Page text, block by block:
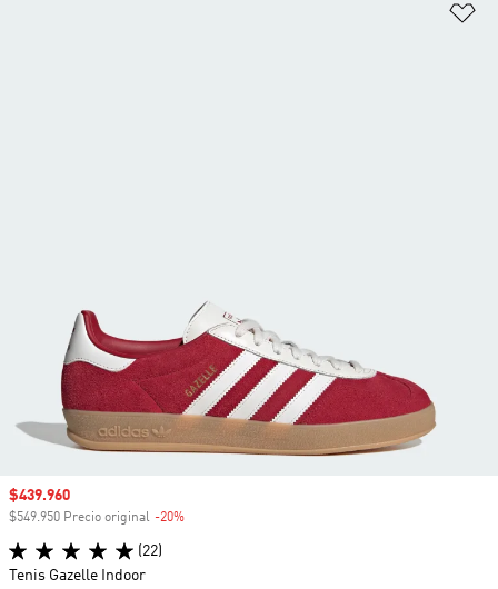
Precio de venta
$439.960
$549.950 Precio original -20%
(22)
Tenis Gazelle Indoor